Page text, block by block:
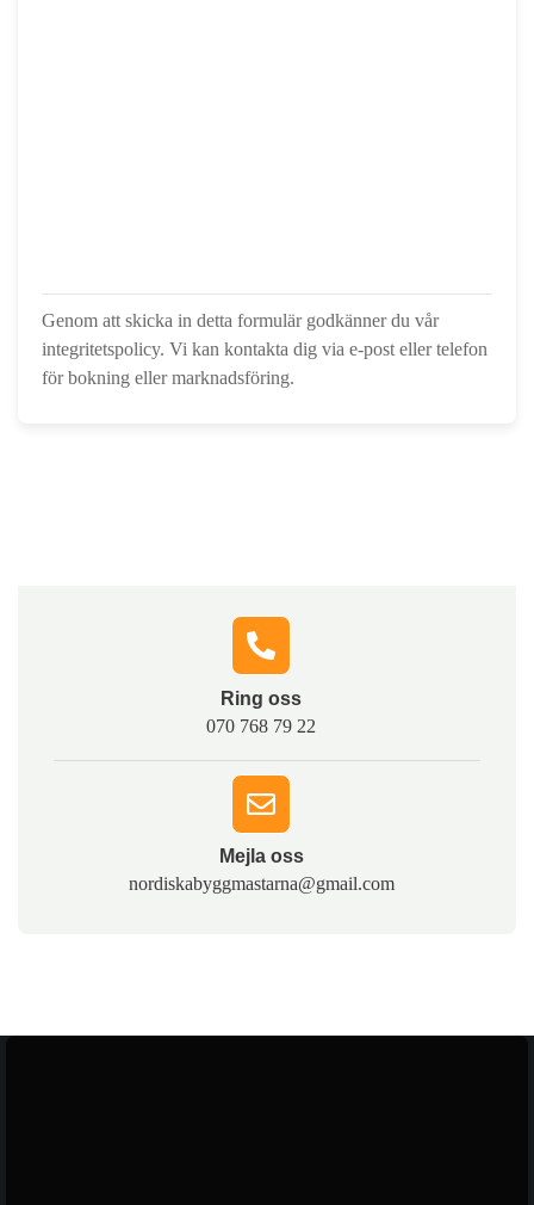
Ring oss​
070 768 79 22
Mejla oss​
nordiskabyggmastarna@gmail.com
Genom att skicka in detta formulär godkänner du vår
integritetspolicy. Vi kan kontakta dig via e-post eller telefon
för bokning eller marknadsföring.